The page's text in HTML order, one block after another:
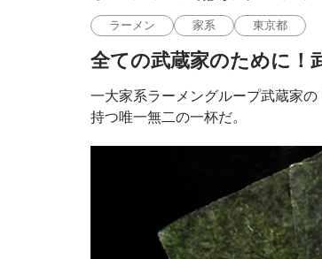
ラーメン 家系 東京都
全ての武蔵家のために！
一大家系ラーメングループ武蔵家
持つ唯一無二の一杯だ。